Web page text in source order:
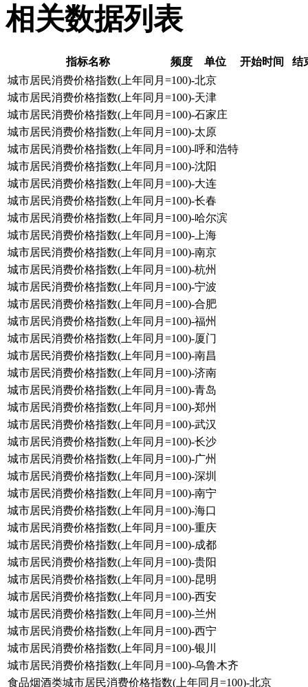
相关数据列表
指标名称 频度 单位 开始时间
结
城市居民消费价格指数(上年同月=100)-北京
城市居民消费价格指数(上年同月=100)-天津
城市居民消费价格指数(上年同月=100)-石家庄
城市居民消费价格指数(上年同月=100)-太原
城市居民消费价格指数(上年同月=100)-呼和浩特
城市居民消费价格指数(上年同月=100)-沈阳
城市居民消费价格指数(上年同月=100)-大连
城市居民消费价格指数(上年同月=100)-长春
城市居民消费价格指数(上年同月=100)-哈尔滨
城市居民消费价格指数(上年同月=100)-上海
城市居民消费价格指数(上年同月=100)-南京
城市居民消费价格指数(上年同月=100)-杭州
城市居民消费价格指数(上年同月=100)-宁波
城市居民消费价格指数(上年同月=100)-合肥
城市居民消费价格指数(上年同月=100)-福州
城市居民消费价格指数(上年同月=100)-厦门
城市居民消费价格指数(上年同月=100)-南昌
城市居民消费价格指数(上年同月=100)-济南
城市居民消费价格指数(上年同月=100)-青岛
城市居民消费价格指数(上年同月=100)-郑州
城市居民消费价格指数(上年同月=100)-武汉
城市居民消费价格指数(上年同月=100)-长沙
城市居民消费价格指数(上年同月=100)-广州
城市居民消费价格指数(上年同月=100)-深圳
城市居民消费价格指数(上年同月=100)-南宁
城市居民消费价格指数(上年同月=100)-海口
城市居民消费价格指数(上年同月=100)-重庆
城市居民消费价格指数(上年同月=100)-成都
城市居民消费价格指数(上年同月=100)-贵阳
城市居民消费价格指数(上年同月=100)-昆明
城市居民消费价格指数(上年同月=100)-西安
城市居民消费价格指数(上年同月=100)-兰州
城市居民消费价格指数(上年同月=100)-西宁
城市居民消费价格指数(上年同月=100)-银川
城市居民消费价格指数(上年同月=100)-乌鲁木齐
食品烟酒类城市居民消费价格指数(上年同月=100)-北京